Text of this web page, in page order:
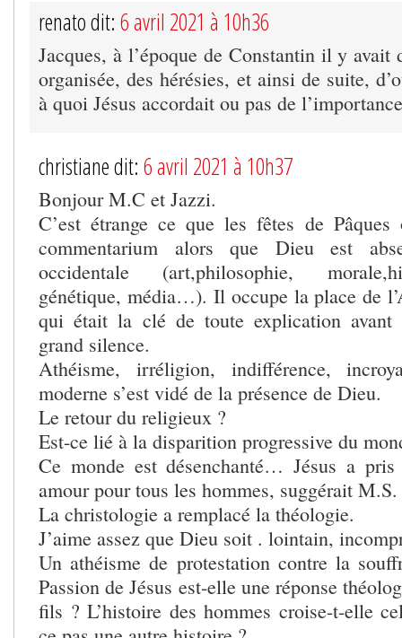
renato dit: 6 avril 2021 à 10h36
Jacques, à l’époque de Constantin il y avait
organisée, des hérésies, et ainsi de suite,
à quoi Jésus accordait ou pas de
christiane dit: 6 avril 2021 à 10h37
Bonjour M.C et Jazzi.
C’est étrange ce que les fêtes de
commentarium alors que Dieu est
occidentale (art,philosophie,
génétique, média…). Il occupe la place de
qui était la clé de toute explication avant
grand silence.
Athéisme, irréligion, indifférence,
moderne s’est vidé de la présence de Dieu.
Le retour du religieux ?
Est-ce lié à la disparition progressive du
Ce monde est désenchanté… Jésus a
amour pour tous les hommes, suggérait M.S.
La christologie a remplacé la théologie.
J’aime assez que Dieu soit . lointain,
Un athéisme de protestation contre la
Passion de Jésus est-elle une réponse
fils ? L’histoire des hommes croise-t-elle